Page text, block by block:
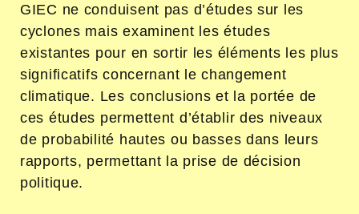
GIEC ne conduisent pas d’études sur les
cyclones mais examinent les études
existantes pour en sortir les éléments les plus
significatifs concernant le changement
climatique. Les conclusions et la portée de
ces études permettent d’établir des niveaux
de probabilité hautes ou basses dans leurs
rapports, permettant la prise de décision
politique.